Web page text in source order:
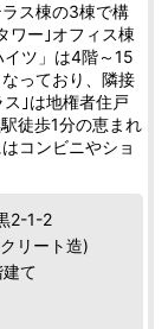
ス棟の3棟で構
ワー｣オフィス棟
ツ」は4階～15
っており、隣接
｣は地権者住戸
徒歩1分の恵まれ
コンビニやショ
2-1-2
リート造)
て